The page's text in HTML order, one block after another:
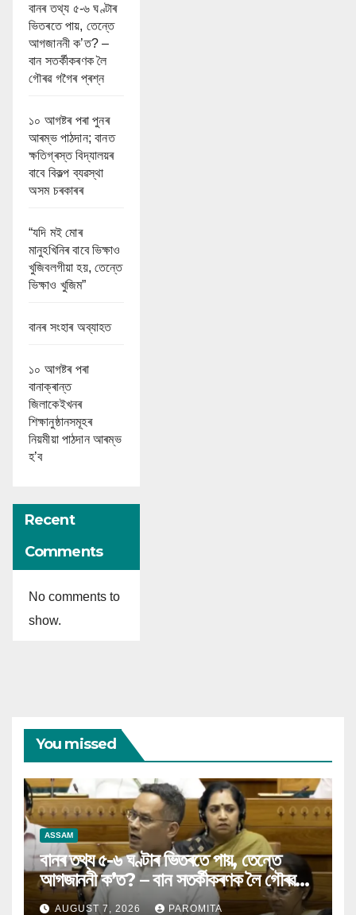
বানৰ তথ্য ৫-৬ ঘণ্টাৰ
ভিতৰতে পায়, তেন্তে
আগজাননী ক’ত? –
বান সতৰ্কীকৰণক লৈ
গৌৰৱ গগৈৰ প্ৰশ্ন
১০ আগষ্টৰ পৰা পুনৰ
আৰম্ভ পাঠদান; বানত
ক্ষতিগ্ৰস্ত বিদ্যালয়ৰ
বাবে বিকল্প ব্যৱস্থা
অসম চৰকাৰৰ
“যদি মই মোৰ
মানুহখিনিৰ বাবে ভিক্ষাও
খুজিবলগীয়া হয়, তেন্তে
ভিক্ষাও খুজিম”
বানৰ সংহাৰ অব্যাহত
১০ আগষ্টৰ পৰা
বানাক্ৰান্ত
জিলাকেইখনৰ
শিক্ষানুষ্ঠানসমূহৰ
নিয়মীয়া পাঠদান আৰম্ভ
হ’ব
Recent
Comments
No comments to
show.
You missed
ASSAM
বানৰ তথ্য ৫-৬ ঘণ্টাৰ ভিতৰতে পায়, তেন্তে
আগজাননী ক’ত? – বান সতৰ্কীকৰণক লৈ গৌৰৱ
গগৈৰ প্ৰশ্ন
AUGUST 7, 2026 PAROMITA